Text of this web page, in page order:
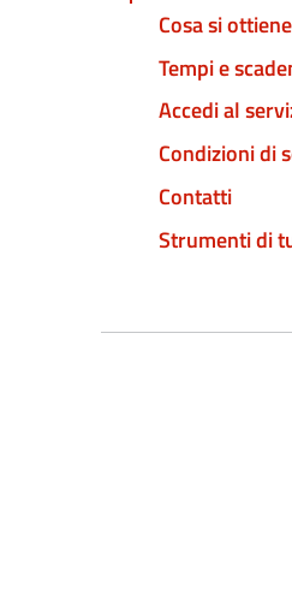
Cosa si ottiene
Tempi e
Accedi al
Condizioni di
Contatti
Strumenti di